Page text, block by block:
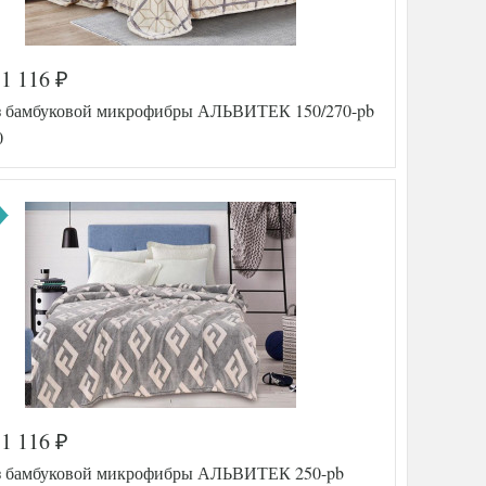
TT108829
Микрофибра
Tango
(Китай)
AL200092562
1 116 ₽
бамбуковой микрофибры АЛЬВИТЕК 150/270-pb
1 116 ₽
бамбуковой микрофибры АЛЬВИТЕК 250-pb